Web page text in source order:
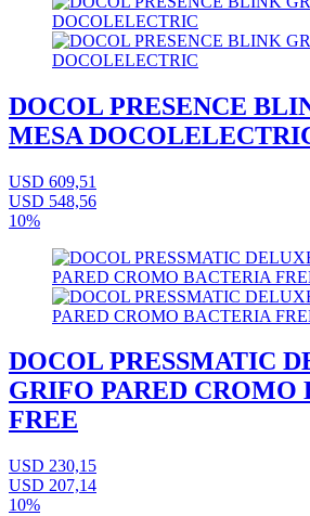
DOCOL PRESENCE
MESA
USD 609,51
USD 548,56
10%
DOCOL PRESSMATIC
GRIFO PARED CROMO
FREE
USD 230,15
USD 207,14
10%